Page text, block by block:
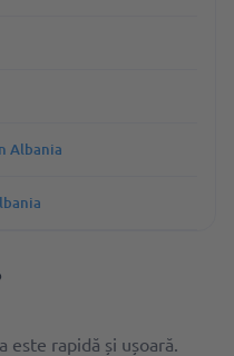
Albania
este rapidă și ușoară.